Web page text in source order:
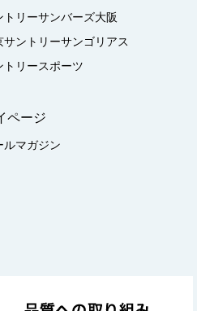
トリーサンバーズ大阪
サントリーサンゴリアス
トリースポーツ
ページ
ルマガジン